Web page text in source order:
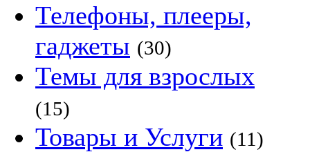
Телефоны, плееры,
гаджеты (30)
Темы для взрослых
(15)
Товары и Услуги (11)